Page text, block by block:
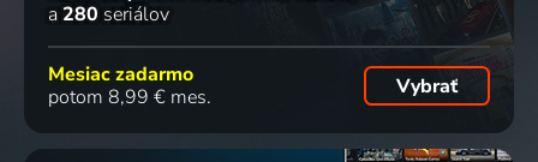
a 280 seriálov
Mesiac zadarmo
potom 8,99 € mes.
Vybrať